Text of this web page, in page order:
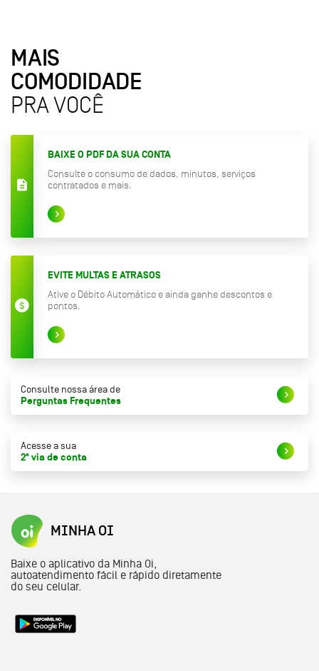
MAIS
COMODIDADE
PRA VOCÊ
BAIXE O PDF DA SUA CONTA
Consulte o consumo de dados, minutos, serviços
contratados e mais.
EVITE MULTAS E ATRASOS
Ative o Débito Automático e ainda ganhe descontos e
pontos.
Consulte nossa área de
Perguntas Frequentes
Acesse a sua
2ª via de conta
MINHA OI
Baixe o aplicativo da Minha Oi,
autoatendimento fácil e rápido diretamente
do seu celular.